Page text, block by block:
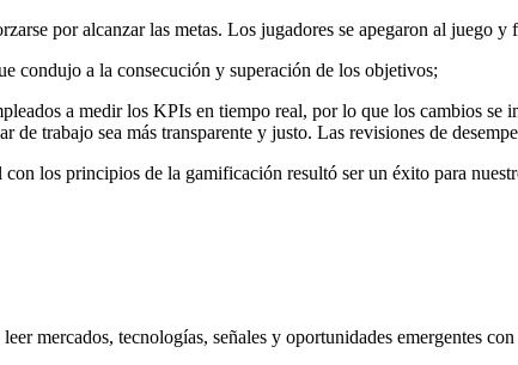
por alcanzar las metas. Los jugadores se apegaron al juego
condujo a la consecución y superación de los objetivos;
a medir los KPIs en tiempo real, por lo que los cambios se
de trabajo sea más transparente y justo. Las revisiones de
los principios de la gamificación resultó ser un éxito para
mercados, tecnologías, señales y oportunidades emergentes